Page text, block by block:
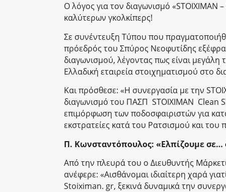
Ο λόγος για τον διαγωνισμό
καλύτερων γκολκίπερς!
Σε συνέντευξη Τύπου που
πρόεδρός του Σπύρος Νεοφυτίδης
διαγωνισμού, λέγοντας πως είναι
Ελλαδική εταιρεία στοιχηματισμού στο
Και πρόσθεσε: «Η συνεργασία με την
διαγωνισμό του ΠΑΣΠ STOIXIMAN Clean
επιμόρφωση των ποδοσφαιριστών για
εκστρατείες κατά του Ρατσισμού και του
Π. Κωνσταντόπουλος: «Ελπίζουμε σε…
Από την πλευρά του ο Διευθυντής
ανέφερε: «Αισθάνομαι ιδιαίτερη χαρά
Stoiximan. gr, ξεκινά δυναμικά την